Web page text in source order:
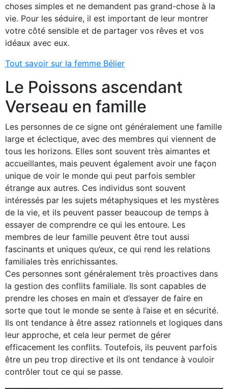
choses simples et ne demandent pas grand-chose à la
vie. Pour les séduire, il est important de leur montrer
votre côté sensible et de partager vos rêves et vos
idéaux avec eux.
Tout savoir sur la femme Bélier
Le Poissons ascendant
Verseau en famille
Les personnes de ce signe ont généralement une famille
large et éclectique, avec des membres qui viennent de
tous les horizons. Elles sont souvent très aimantes et
accueillantes, mais peuvent également avoir une façon
unique de voir le monde qui peut parfois sembler
étrange aux autres. Ces individus sont souvent
intéressés par les sujets métaphysiques et les mystères
de la vie, et ils peuvent passer beaucoup de temps à
essayer de comprendre ce qui les entoure. Les
membres de leur famille peuvent être tout aussi
fascinants et uniques qu’eux, ce qui rend les relations
familiales très enrichissantes.
Ces personnes sont généralement très proactives dans
la gestion des conflits familiale. Ils sont capables de
prendre les choses en main et d’essayer de faire en
sorte que tout le monde se sente à l’aise et en sécurité.
Ils ont tendance à être assez rationnels et logiques dans
leur approche, et cela leur permet de gérer
efficacement les conflits. Toutefois, ils peuvent parfois
être un peu trop directive et ils ont tendance à vouloir
contrôler tout ce qui se passe.